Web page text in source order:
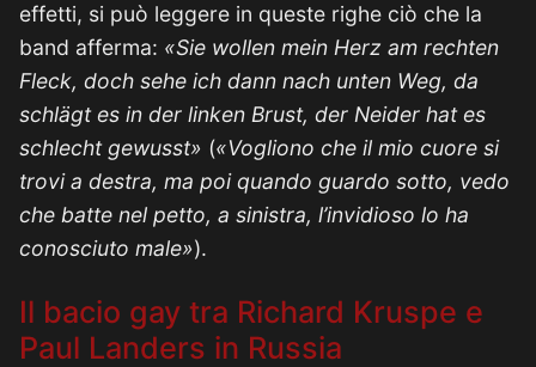
effetti, si può leggere in queste righe ciò che la
band afferma: «Sie wollen mein Herz am rechten
Fleck, doch sehe ich dann nach unten Weg, da
schlägt es in der linken Brust, der Neider hat es
schlecht gewusst» («Vogliono che il mio cuore si
trovi a destra, ma poi quando guardo sotto, vedo
che batte nel petto, a sinistra, l’invidioso lo ha
conosciuto male»).
Il bacio gay tra Richard Kruspe e
Paul Landers in Russia